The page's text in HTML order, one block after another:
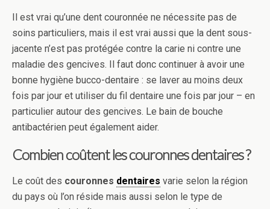
Il est vrai qu’une dent couronnée ne nécessite pas de
soins particuliers, mais il est vrai aussi que la dent sous-
jacente n’est pas protégée contre la carie ni contre une
maladie des gencives. Il faut donc continuer à avoir une
bonne hygiène bucco-dentaire : se laver au moins deux
fois par jour et utiliser du fil dentaire une fois par jour – en
particulier autour des gencives. Le bain de bouche
antibactérien peut également aider.
Combien coûtent les couronnes dentaires ?
Le coût des couronnes dentaires varie selon la région
du pays où l’on réside mais aussi selon le type de